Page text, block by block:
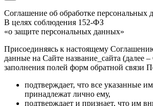
Соглашение об обработке персональных
В целях соблюдения 152-ФЗ
«о защите персональных данных»
Присоединяясь к настоящему
данные на Сайте название_сайта (далее
заполнения полей форм обратной связи
подтверждает, что все указанные
принадлежат лично ему,
подтверждает и признает, что им